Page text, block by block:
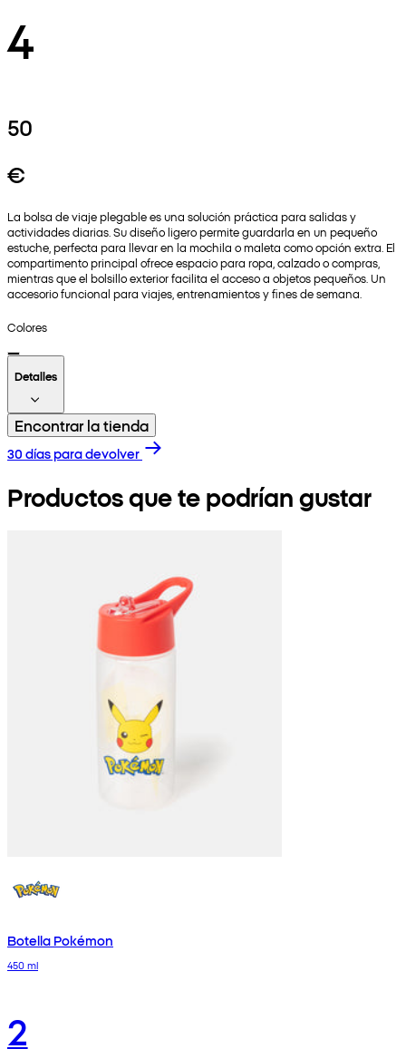
4
50
€
La bolsa de viaje plegable es una solución práctica para salidas y
actividades diarias. Su diseño ligero permite guardarla en un pequeño
estuche, perfecta para llevar en la mochila o maleta como opción extra. El
compartimento principal ofrece espacio para ropa, calzado o compras,
mientras que el bolsillo exterior facilita el acceso a objetos pequeños. Un
accesorio funcional para viajes, entrenamientos y fines de semana.
Colores
Detalles
Encontrar la tienda
30 días para devolver
Productos que te podrían gustar
Botella Pokémon
450 ml
2